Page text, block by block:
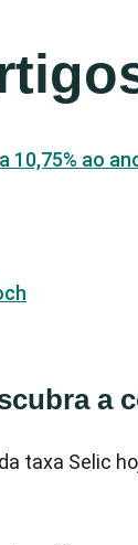
a
taxa Selic